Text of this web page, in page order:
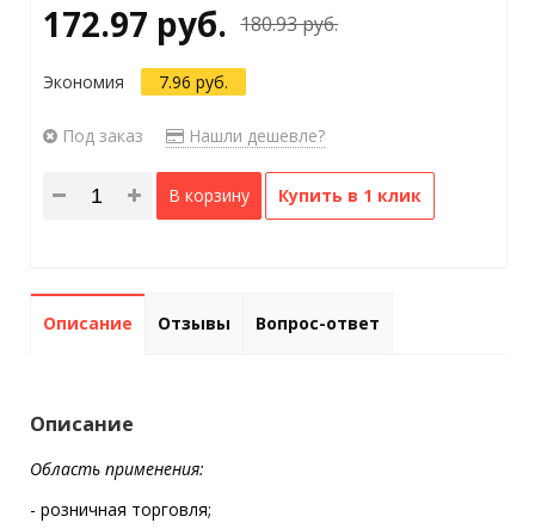
172.97 руб. 180.93 руб.
Экономия 7.96 руб.
Под заказ Нашли дешевле?
В корзину Купить в 1 клик
Описание Отзывы Вопрос-ответ
Описание
Область применения:
- розничная торговля;